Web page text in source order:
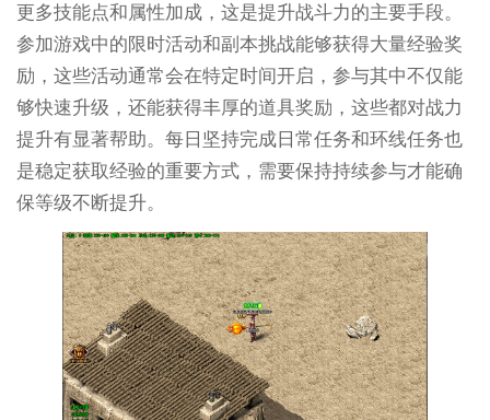
更多技能点和属性加成，这是提升战斗力的主要手段。
参加游戏中的限时活动和副本挑战能够获得大量经验奖
励，这些活动通常会在特定时间开启，参与其中不仅能
够快速升级，还能获得丰厚的道具奖励，这些都对战力
提升有显著帮助。每日坚持完成日常任务和环线任务也
是稳定获取经验的重要方式，需要保持持续参与才能确
保等级不断提升。